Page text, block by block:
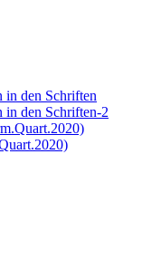
in den Schriften
in den Schriften-2